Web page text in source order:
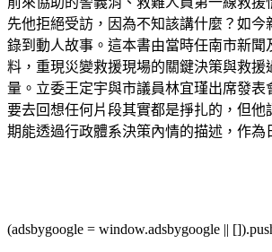
先他拒絕受訪，因為不知該講什麼？如
錄到動人故事。這本書由當時任南市新
料，重現災變救援現場的關鍵決策與救
量。立委王定宇與市議員林宜瑾出席發
要去回想任何片段其實都是掙扎的，但
期能透過行政體系決策內情的描述，作
(adsbygoogle = window.adsbygoogle ||